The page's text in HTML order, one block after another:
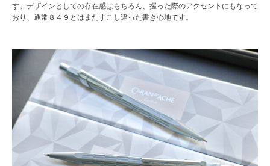
す。デザインとしての存在感はもちろん、握った際のアクセントにもなって
おり、通常８４９とはまたすこし違った書き心地です。